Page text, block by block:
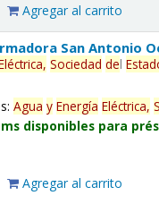
Agregar al carrito
San Antonio
Sociedad del
Agua y Energía Eléctrica,
disponibles para
Agregar al carrito